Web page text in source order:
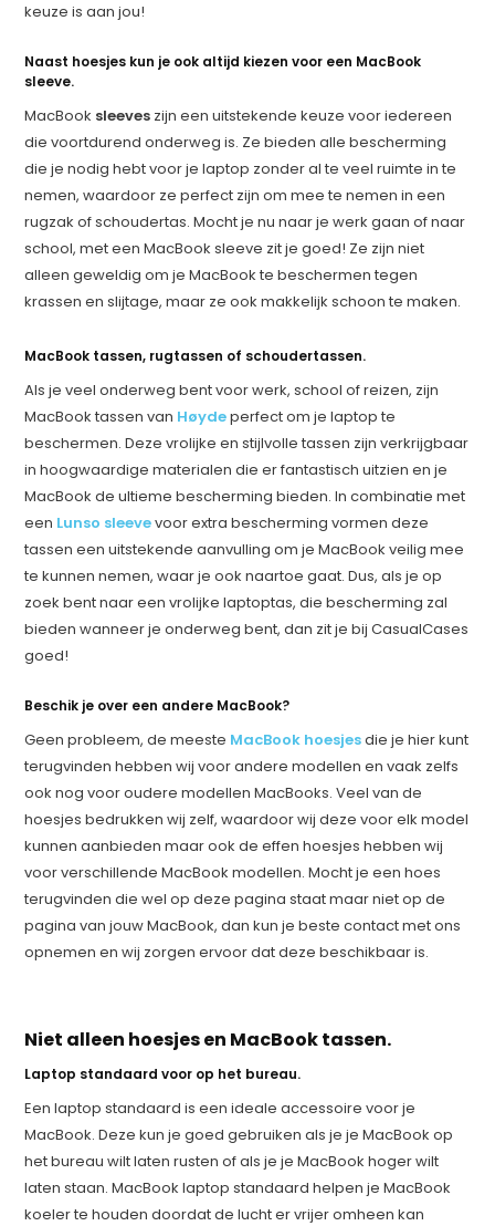
keuze is aan jou!
Naast hoesjes kun je ook altijd kiezen voor een MacBook
sleeve.
MacBook sleeves zijn een uitstekende keuze voor iedereen
die voortdurend onderweg is. Ze bieden alle bescherming
die je nodig hebt voor je laptop zonder al te veel ruimte in te
nemen, waardoor ze perfect zijn om mee te nemen in een
rugzak of schoudertas. Mocht je nu naar je werk gaan of naar
school, met een MacBook sleeve zit je goed! Ze zijn niet
alleen geweldig om je MacBook te beschermen tegen
krassen en slijtage, maar ze ook makkelijk schoon te maken.
MacBook tassen, rugtassen of schoudertassen.
Als je veel onderweg bent voor werk, school of reizen, zijn
MacBook tassen van Høydeperfect om je laptop te
beschermen. Deze vrolijke en stijlvolle tassen zijn verkrijgbaar
in hoogwaardige materialen die er fantastisch uitzien en je
MacBook de ultieme bescherming bieden. In combinatie met
een Lunso sleevevoor extra bescherming vormen deze
tassen een uitstekende aanvulling om je MacBook veilig mee
te kunnen nemen, waar je ook naartoe gaat. Dus, als je op
zoek bent naar een vrolijke laptoptas, die bescherming zal
bieden wanneer je onderweg bent, dan zit je bij CasualCases
goed!
Beschik je over een andere MacBook?
Geen probleem, de meeste MacBook hoesjesdie je hier kunt
terugvinden hebben wij voor andere modellen en vaak zelfs
ook nog voor oudere modellen MacBooks. Veel van de
hoesjes bedrukken wij zelf, waardoor wij deze voor elk model
kunnen aanbieden maar ook de effen hoesjes hebben wij
voor verschillende MacBook modellen. Mocht je een hoes
terugvinden die wel op deze pagina staat maar niet op de
pagina van jouw MacBook, dan kun je beste contact met ons
opnemen en wij zorgen ervoor dat deze beschikbaar is.
Niet alleen hoesjes en MacBook tassen.
Laptop standaard voor op het bureau.
Een laptop standaard is een ideale accessoire voor je
MacBook. Deze kun je goed gebruiken als je je MacBook op
het bureau wilt laten rusten of als je je MacBook hoger wilt
laten staan. MacBook laptop standaard helpen je MacBook
koeler te houden doordat de lucht er vrijer omheen kan